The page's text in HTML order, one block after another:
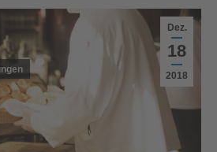
Dez.
18
2018